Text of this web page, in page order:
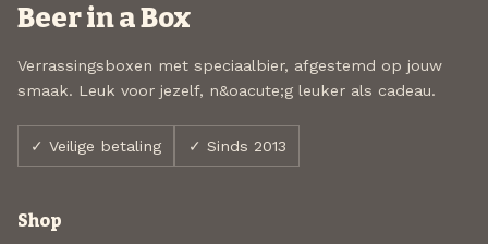
Beer in a Box
Verrassingsboxen met speciaalbier, afgestemd op jouw
smaak. Leuk voor jezelf, n&oacute;g leuker als cadeau.
✓ Veilige betaling ✓ Sinds 2013
Shop